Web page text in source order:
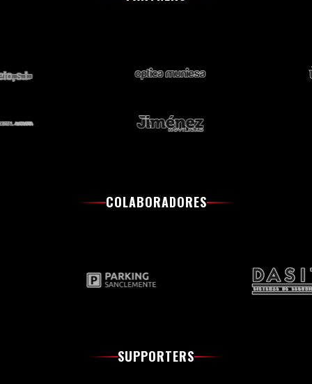
COLABORADORES
SUPPORTERS